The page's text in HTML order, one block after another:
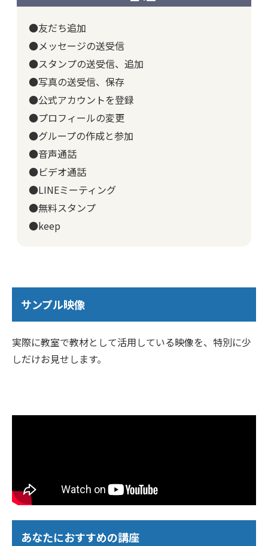
●友だち追加
●メッセージの送受信
●スタンプの送受信、追加
●写真の送受信、保存
●公式アカウントを登録
●プロフィールの変更
●グループの作成と参加
●音声通話
●ビデオ通話
●LINEミーティング
●無料スタンプ
●keep
サンプル映像
実際に教室で教材として活用している映像を、特別に少
しだけお見せします。
あなたにおすすめの講座